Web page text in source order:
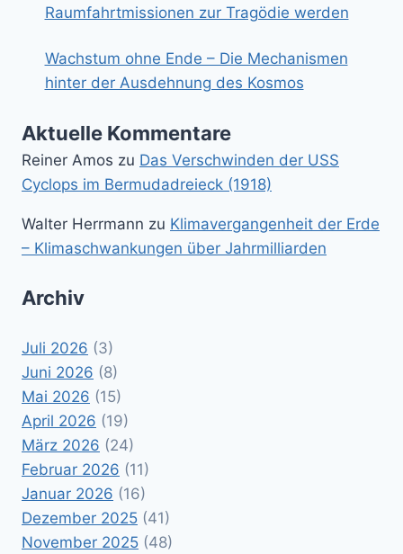
Raumfahrtmissionen zur Tragödie werden
Wachstum ohne Ende – Die Mechanismen
hinter der Ausdehnung des Kosmos
Aktuelle Kommentare
Reiner Amos zu Das Verschwinden der USS
Cyclops im Bermudadreieck (1918)
Walter Herrmann zu Klimavergangenheit der Erde
– Klimaschwankungen über Jahrmilliarden
Archiv
Juli 2026 (3)
Juni 2026 (8)
Mai 2026 (15)
April 2026 (19)
März 2026 (24)
Februar 2026 (11)
Januar 2026 (16)
Dezember 2025 (41)
November 2025 (48)